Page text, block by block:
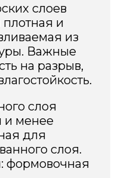
слоев
плотная и
из
Важные
на разрыв,
слоя
и менее
для
слоя.
формовочная